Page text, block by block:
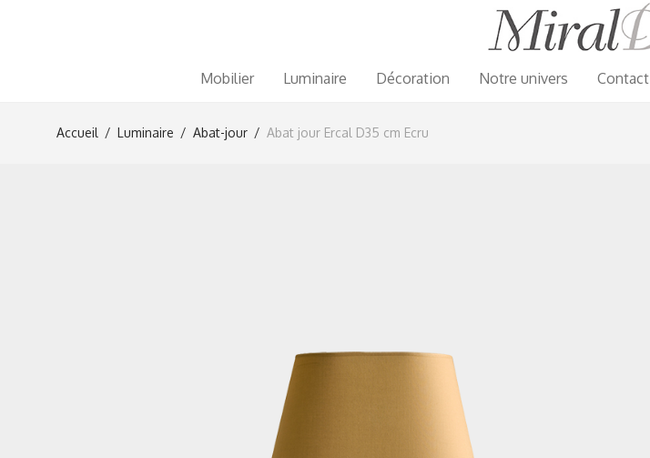
Mobilier Luminaire Décoration Notre univers Contact
Accueil / Luminaire / Abat-jour / Abat jour Ercal D35 cm Ecru